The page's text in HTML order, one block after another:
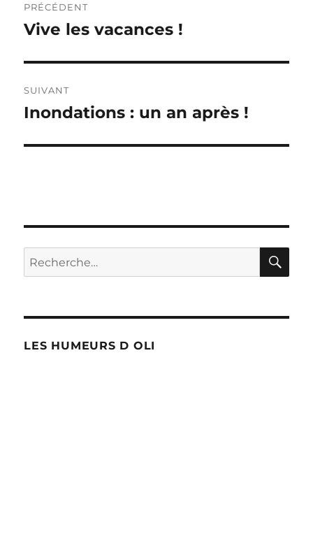
de
PRÉCÉDENT
Publication
Vive les vacances !
SUIVANT
Publication
Inondations : un an après !
Recherche
pour :
LES HUMEURS D OLI